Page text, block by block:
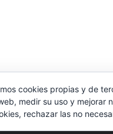
cookies propias y de
medir su uso y mejorar
rechazar las no